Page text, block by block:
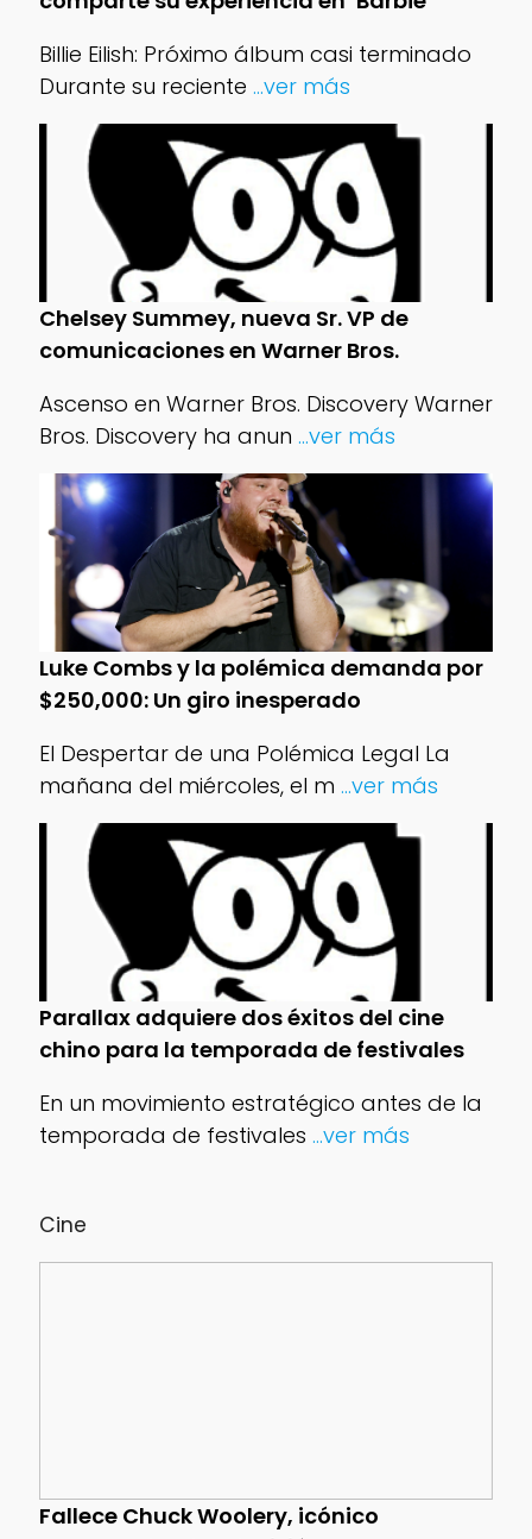
Cine
Fallece Chuck Woolery, icónico
Billie Eilish: Próximo álbum casi terminado
Durante su reciente ...ver más
Chelsey Summey, nueva Sr. VP de
comunicaciones en Warner Bros.
Ascenso en Warner Bros. Discovery Warner
Bros. Discovery ha anun ...ver más
Luke Combs y la polémica demanda por
$250,000: Un giro inesperado
El Despertar de una Polémica Legal La
mañana del miércoles, el m ...ver más
Parallax adquiere dos éxitos del cine
chino para la temporada de festivales
En un movimiento estratégico antes de la
temporada de festivales ...ver más